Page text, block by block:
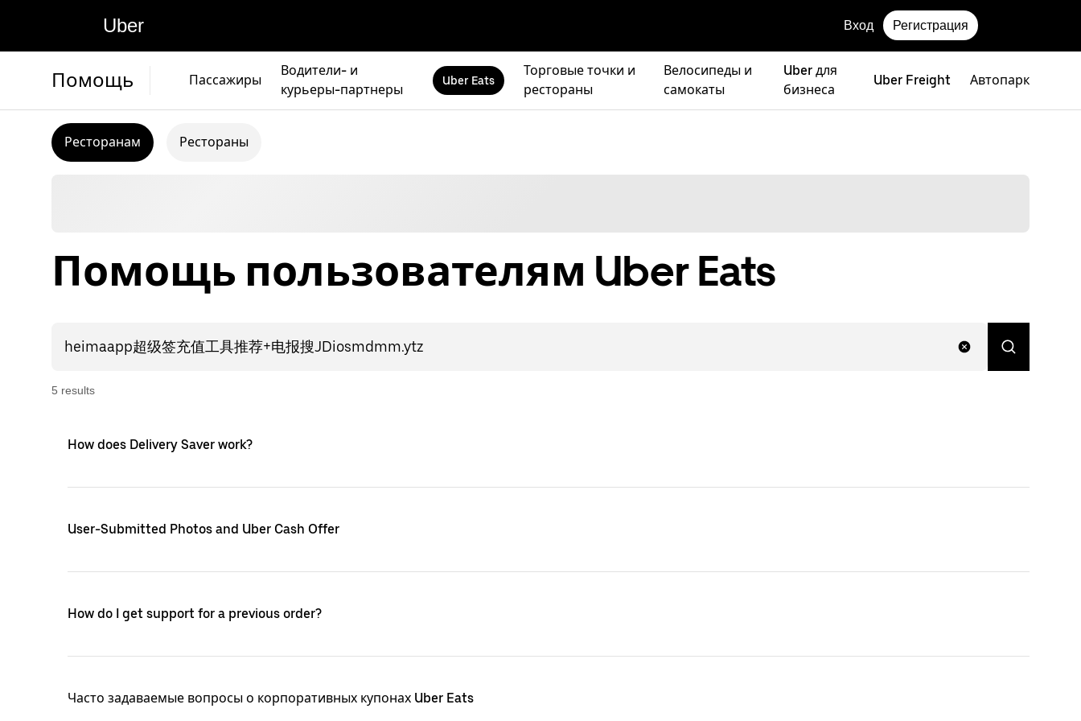
Uber Вход Регистрация
Помощь Пассажиры
Водители- и
курьеры-партнеры
Uber Eats
Торговые точки и
рестораны
Велосипеды и
самокаты
Uber для
бизнеса
Uber Freight Автопарк
Ресторанам Рестораны
Помощь пользователям Uber Eats
5 results
How does Delivery Saver work?
User-Submitted Photos and Uber Cash Offer
How do I get support for a previous order?
Часто задаваемые вопросы о корпоративных купонах Uber Eats